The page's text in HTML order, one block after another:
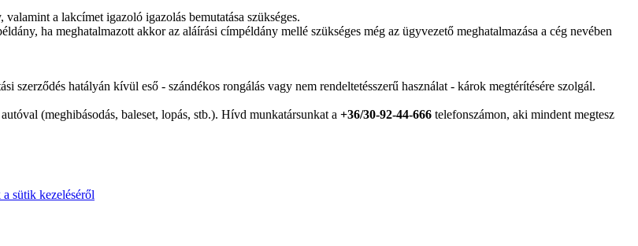
a lakcímet igazoló igazolás bemutatása szükséges.
ha meghatalmazott akkor az aláírási címpéldány mellé szükséges még az ügyvezető meghatalmazása a cég nevében
szerződés hatályán kívül eső - szándékos rongálás vagy nem rendeltetésszerű használat - károk megtérítésére szolgál.
(meghibásodás, baleset, lopás, stb.). Hívd munkatársunkat a +36/30-92-44-666 telefonszámon, aki mindent megtesz
sütik kezeléséről